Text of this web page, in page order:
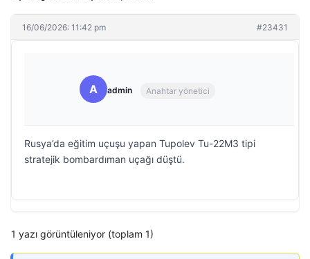
16/06/2026: 11:42 pm #23431
A admin Anahtar yönetici
Rusya’da eğitim uçuşu yapan Tupolev Tu-22M3 tipi
stratejik bombardıman uçağı düştü.
1 yazı görüntüleniyor (toplam 1)